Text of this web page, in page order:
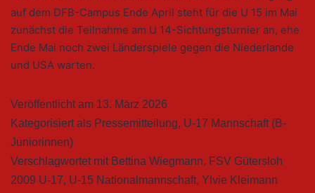
auf dem DFB-Campus Ende April steht für die U 15 im Mai
zunächst die Teilnahme am U 14-Sichtungsturnier an, ehe
Ende Mai noch zwei Länderspiele gegen die Niederlande
und USA warten.
Veröffentlicht am 13. März 2026
Kategorisiert als Pressemitteilung, U-17 Mannschaft (B-
Juniorinnen)
Verschlagwortet mit Bettina Wiegmann, FSV Gütersloh
2009 U-17, U-15 Nationalmannschaft, Ylvie Kleimann